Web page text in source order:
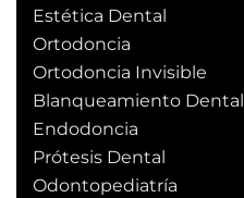
Estética Dental
Ortodoncia
Ortodoncia Invisible
Blanqueamiento Dental
Endodoncia
Prótesis Dental
Odontopediatría